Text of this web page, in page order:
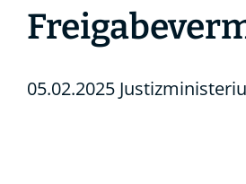
05.02.2025